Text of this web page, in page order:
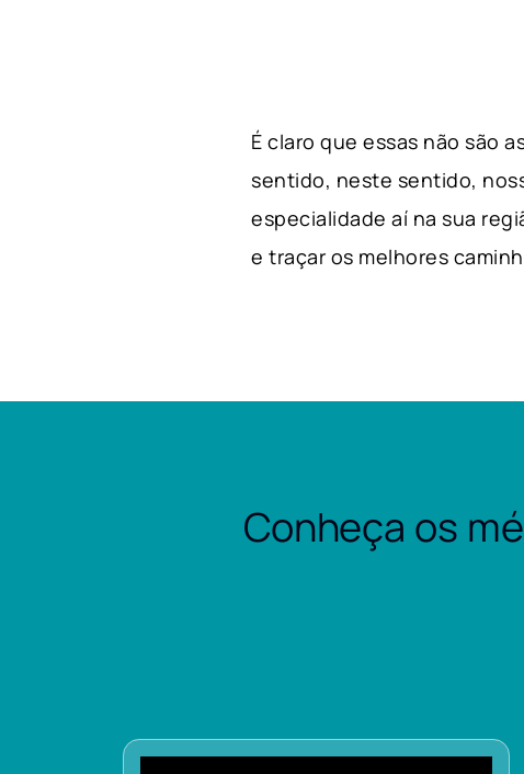
É claro que essas não são
sentido, neste sentido,
especialidade aí na sua
e traçar os melhores
Conheça os